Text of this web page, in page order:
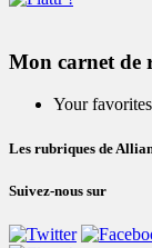
Mon carnet de
Your
Les rubriques de
Suivez-nous sur